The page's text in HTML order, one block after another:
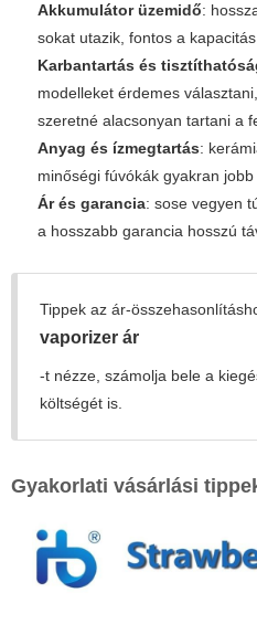
Akkumulátor üzemidő:
sokat utazik, fontos a
Karbantartás és
modelleket érdemes
szeretné alacsonyan tartani a
Anyag és ízmegtartás:
minőségi fúvókák gyakran
Ár és garancia: sose vegyen
a hosszabb garancia hosszú
Tippek az ár-
vaporizer ár
-t nézze, számolja bele a
költségét is.
Gyakorlati vásárlási